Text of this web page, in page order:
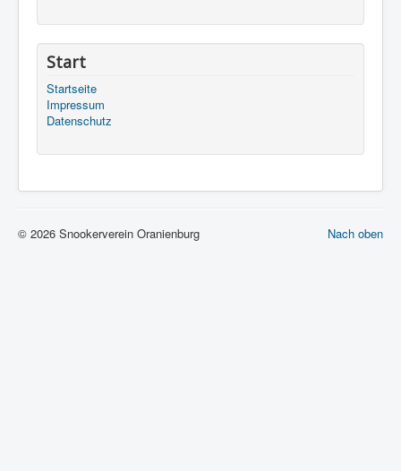
Start
Startseite
Impressum
Datenschutz
Nach oben
© 2026 Snookerverein Oranienburg